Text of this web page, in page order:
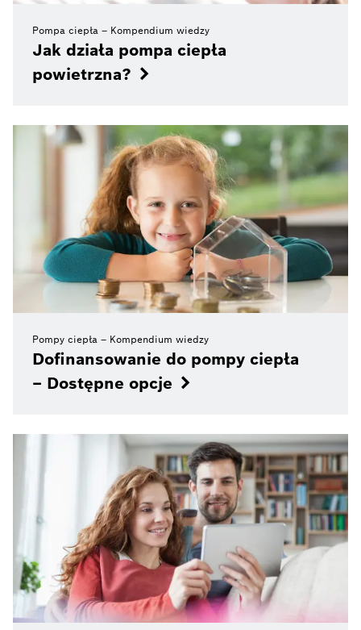
Pompa ciepła – Kompendium wiedzy
Jak działa pompa ciepła
powietrzna?
Pompy ciepła – Kompendium wiedzy
Dofinansowanie do pompy ciepła
– Dostępne opcje